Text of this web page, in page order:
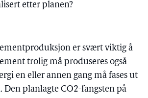
etter planen?
er svært viktig å
trolig må produseres også
en eller annen gang må fases ut
Den planlagte CO2-fangsten på